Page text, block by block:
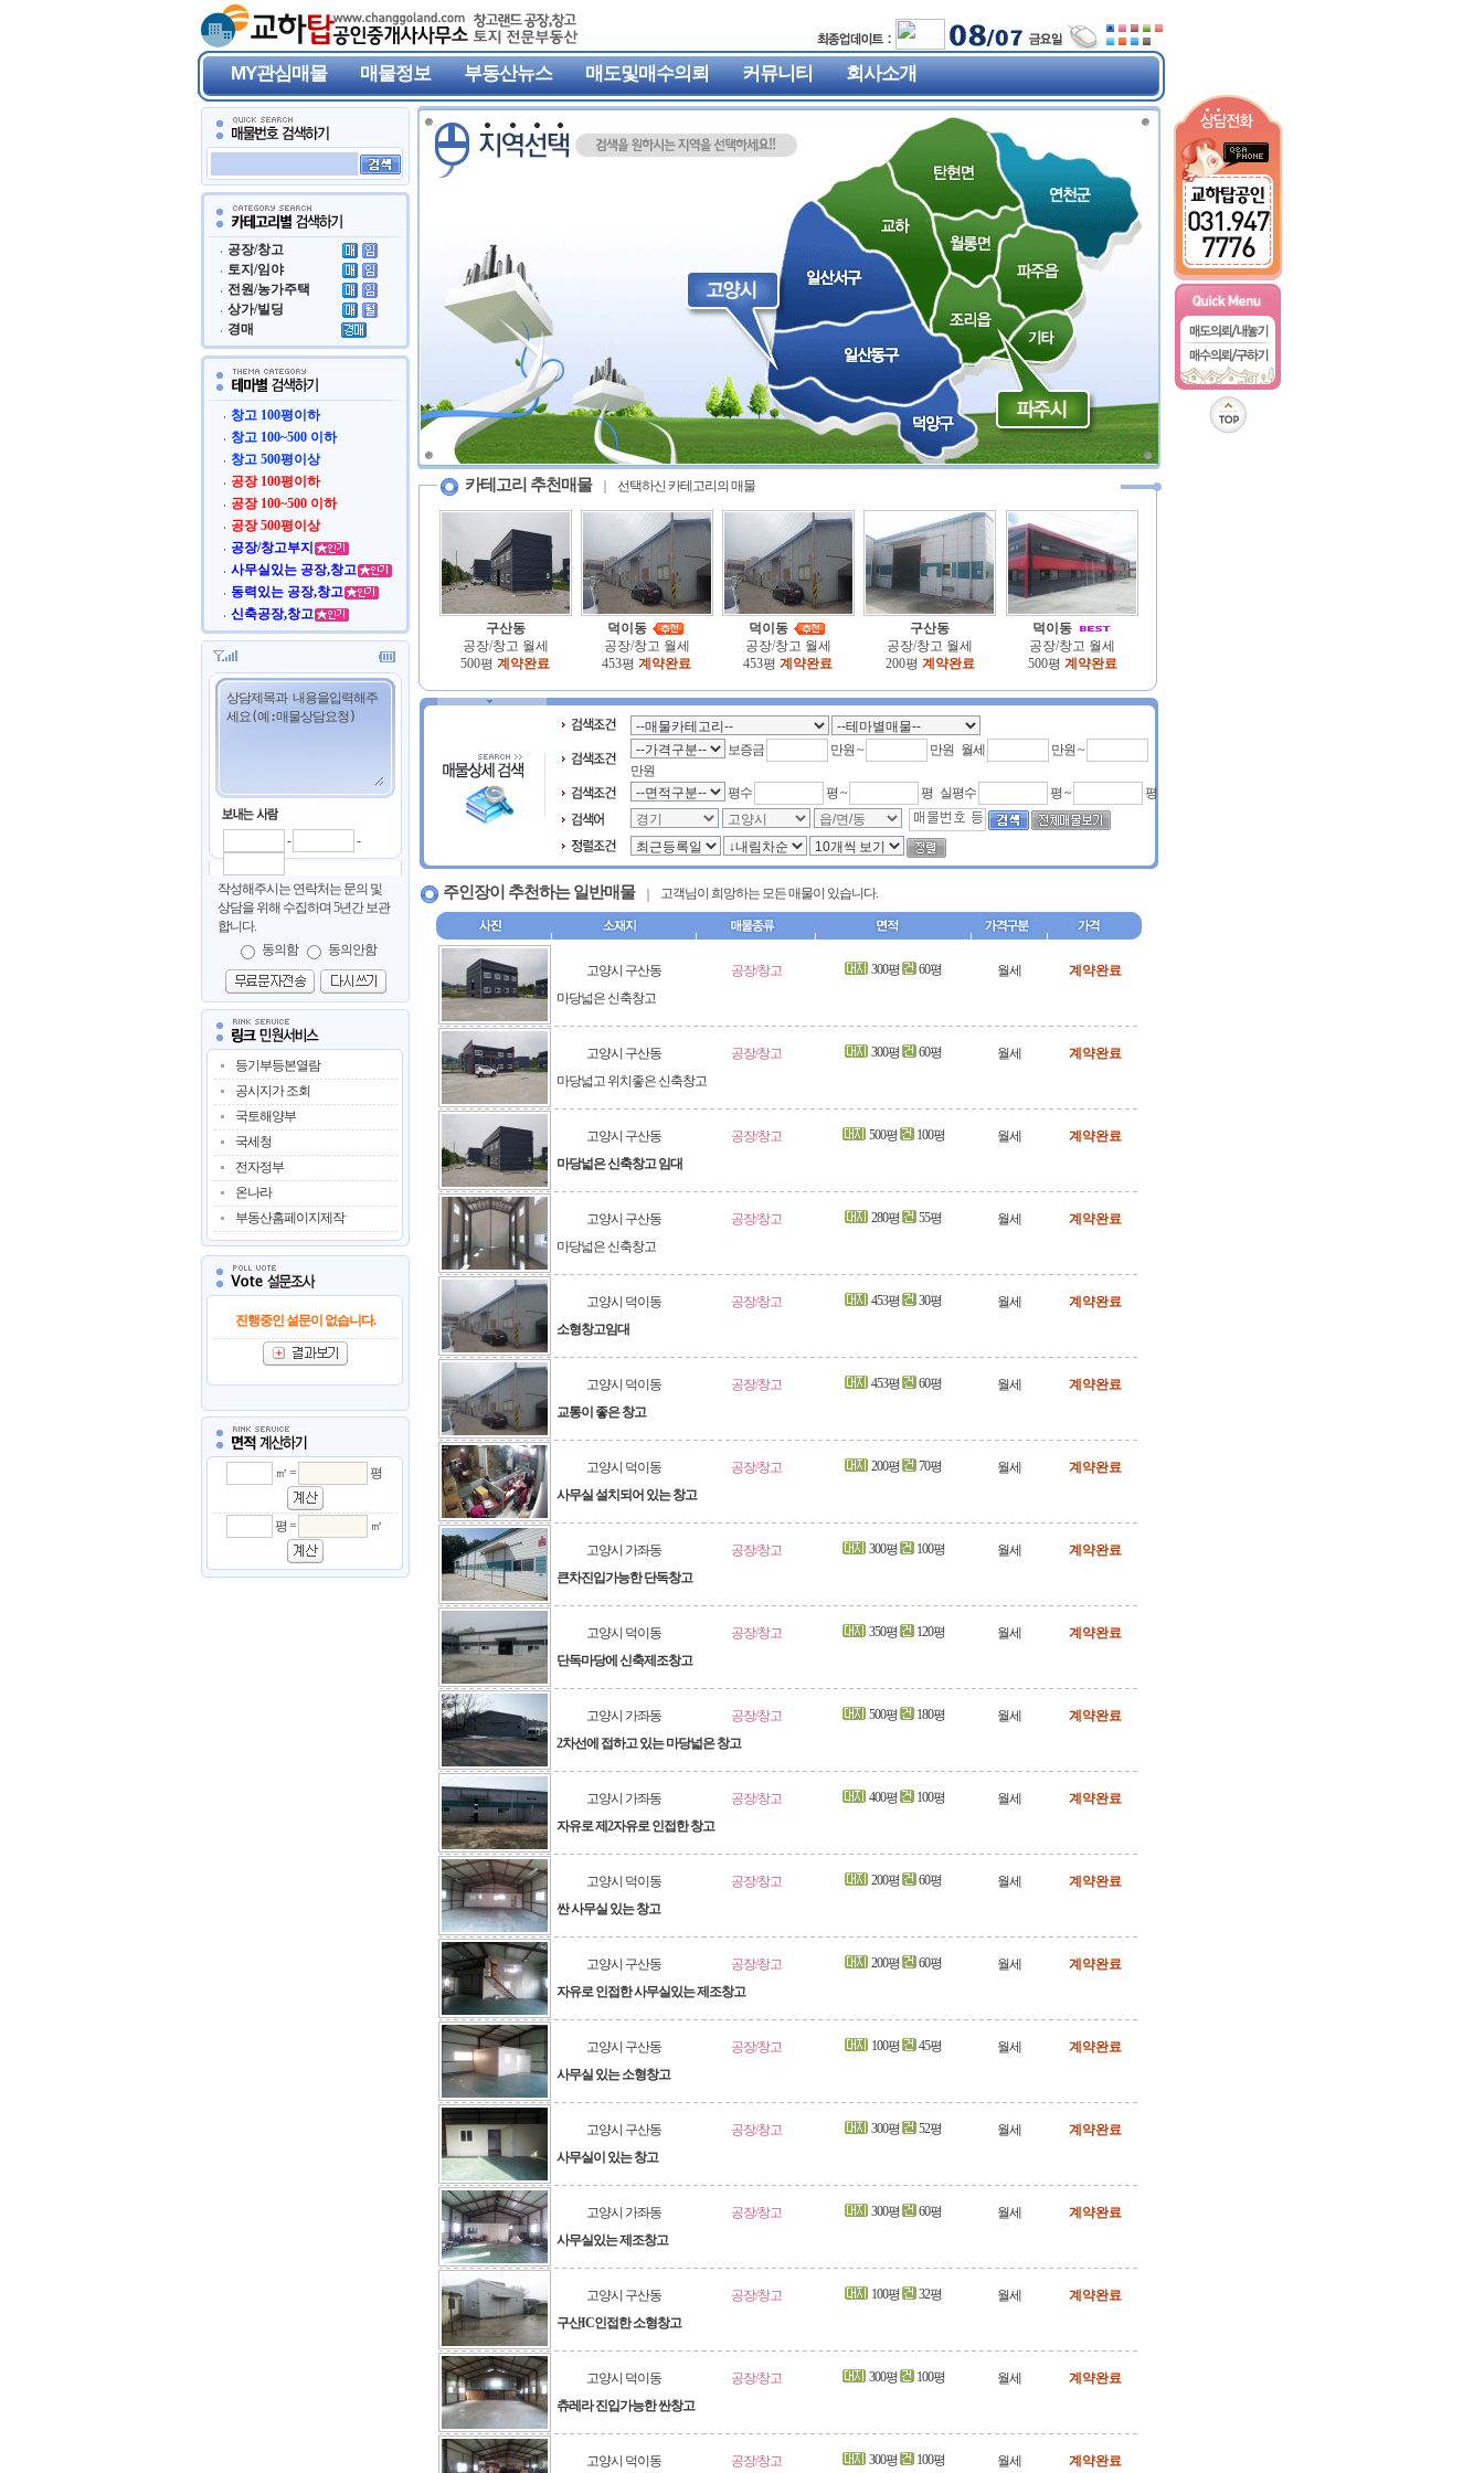
MY관심매물 매물정보 부동산뉴스 매도및매수의뢰 커뮤니티 회사소개
공장/창고
토지/임야
전원/농가주택
상가/빌딩
경매
창고 100평이하
창고 100~500 이하
창고 500평이상
공장 100평이하
공장 100~500 이하
공장 500평이상
공장/창고부지
사무실있는 공장,창고
동력있는 공장,창고
신축공장,창고
- -
작성해주시는 연락처는 문의 및
상담을 위해 수집하며 5년간 보관
합니다.
동의함
동의안함
등기부등본열람
공시지가 조회
국토해양부
국세청
전자정부
온나라
부동산홈페이지제작
진행중인 설문이 없습니다.
㎡ = 평
평 = ㎡
카테고리 추천매물 선택하신 카테고리의 매물
구산동
공장/창고 월세
500평 계약완료
덕이동
공장/창고 월세
453평 계약완료
덕이동
공장/창고 월세
453평 계약완료
구산동
공장/창고 월세
200평 계약완료
덕이동
공장/창고 월세
500평 계약완료
보증금 만원 ~ 만원 월세
만원 ~
만원
평수
평 ~ 평 실평수 평 ~ 평
주인장이 추천하는 일반매물 고객님이 희망하는 모든 매물이 있습니다.
고양시 구산동 공장/창고 300평 60평 월세
계약완료
마당넓은 신축창고
고양시 구산동 공장/창고 300평 60평 월세
계약완료
마당넓고 위치좋은 신축창고
고양시 구산동 공장/창고 500평 100평 월세
계약완료
마당넓은 신축창고 임대
고양시 구산동 공장/창고 280평 55평 월세
계약완료
마당넓은 신축창고
고양시 덕이동 공장/창고 453평 30평 월세
계약완료
소형창고임대
고양시 덕이동 공장/창고 453평 60평 월세
계약완료
교통이 좋은 창고
고양시 덕이동 공장/창고 200평 70평 월세
계약완료
사무실 설치되어 있는 창고
고양시 가좌동 공장/창고 300평 100평 월세
계약완료
큰차진입가능한 단독창고
고양시 덕이동 공장/창고 350평 120평 월세
계약완료
단독마당에 신축제조창고
고양시 가좌동 공장/창고 500평 180평 월세
계약완료
2차선에 접하고 있는 마당넓은 창고
고양시 가좌동 공장/창고 400평 100평 월세
계약완료
자유로 제2자유로 인접한 창고
고양시 덕이동 공장/창고 200평 60평 월세
계약완료
싼 사무실 있는 창고
고양시 구산동 공장/창고 200평 60평 월세
계약완료
자유로 인접한 사무실있는 제조창고
고양시 구산동 공장/창고 100평 45평 월세
계약완료
사무실 있는 소형창고
고양시 구산동 공장/창고 300평 52평 월세
계약완료
사무실이 있는 창고
고양시 가좌동 공장/창고 300평 60평 월세
계약완료
사무실있는 제조창고
고양시 구산동 공장/창고 100평 32평 월세
계약완료
구산IC인접한 소형창고
고양시 덕이동 공장/창고 300평 100평 월세
계약완료
츄레라 진입가능한 싼창고
고양시 덕이동 공장/창고 300평 100평 월세 계약완료